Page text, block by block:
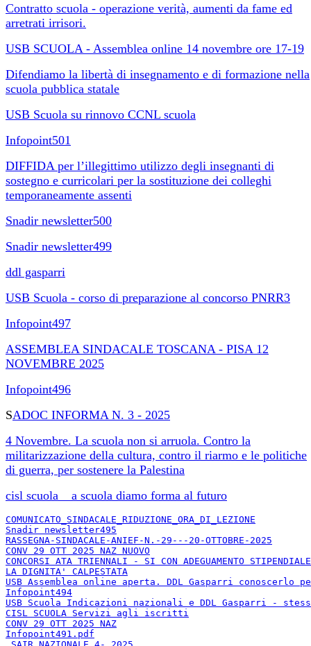
Contratto scuola - operazione verità, aumenti da fame ed
arretrati irrisori.
USB SCUOLA - Assemblea online 14 novembre ore 17-19
Difendiamo la libertà di insegnamento e di formazione nella
scuola pubblica statale
USB Scuola su rinnovo CCNL scuola
Infopoint501
DIFFIDA per l’illegittimo utilizzo degli insegnanti di
sostegno e curricolari per la sostituzione dei colleghi
temporaneamente assenti
Snadir newsletter500
Snadir newsletter499
ddl gasparri
USB Scuola - corso di preparazione al concorso PNRR3
Infopoint497
ASSEMBLEA SINDACALE TOSCANA - PISA 12
NOVEMBRE 2025
Infopoint496
SADOC INFORMA N. 3 - 2025
4 Novembre. La scuola non si arruola. Contro la
militarizzazione della cultura, contro il riarmo e le politiche
di guerra, per sostenere la Palestina
cisl scuola _ a scuola diamo forma al futuro
COMUNICATO_SINDACALE_RIDUZIONE_ORA_DI_LEZIONE
Snadir newsletter495
RASSEGNA-SINDACALE-ANIEF-N.-29---20-OTTOBRE-2025
CONV 29 OTT 2025 NAZ NUOVO
CONCORSI ATA TRIENNALI - SI CON ADEGUAMENTO STIPENDIALE
LA DIGNITA' CALPESTATA
USB Assemblea online aperta. DDL Gasparri conoscerlo
Infopoint494
USB Scuola Indicazioni nazionali e DDL Gasparri -
CISL SCUOLA Servizi agli iscritti
CONV 29 OTT 2025 NAZ
Infopoint491.pdf